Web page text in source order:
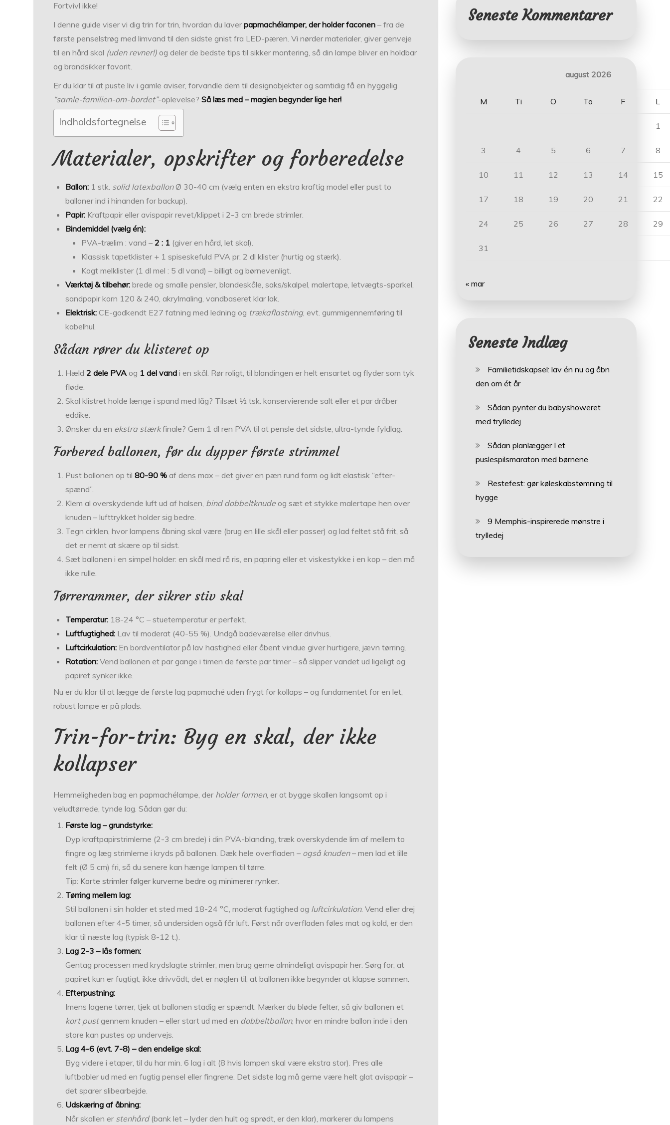
Fortvivl ikke!
I denne guide viser vi dig trin for trin, hvordan du laverpapmachélamper, der holder faconen – fra de
første penselstrøg med limvand til den sidste gnist fra LED-pæren. Vi nørder materialer, giver genveje
til en hård skal (uden revner!) og deler de bedste tips til sikker montering, så din lampe bliver en holdbar
og brandsikker favorit.
Er du klar til at puste liv i gamle aviser, forvandle dem til designobjekter og samtidig få en hyggelig
“samle-familien-om-bordet”-oplevelse?Så læs med – magien begynder lige her!
Indholdsfortegnelse
Materialer, opskrifter og forberedelse
Ballon: 1 stk. solid latexballonØ 30-40 cm (vælg enten en ekstra kraftig model eller pust to
balloner ind i hinanden for backup).
Papir: Kraftpapir eller avispapir revet/klippet i 2-3 cm brede strimler.
Bindemiddel (vælg én):
PVA-trælim : vand –2 : 1 (giver en hård, let skal).
Klassisk tapetklister + 1 spiseskefuld PVA pr. 2 dl klister (hurtig og stærk).
Kogt melklister (1 dl mel : 5 dl vand) – billigt og børnevenligt.
Værktøj & tilbehør: brede og smalle pensler, blandeskåle, saks/skalpel, malertape, letvægts-sparkel,
sandpapir korn 120 & 240, akrylmaling, vandbaseret klar lak.
Elektrisk: CE-godkendt E27 fatning med ledning og træk­aflastning, evt. gummi­gennemføring til
kabelhul.
Sådan rører du klisteret op
Hæld2 dele PVA og 1 del vand i en skål. Rør roligt, til blandingen er helt ensartet og flyder som tyk
fløde.
Skal klistret holde længe i spand med låg? Tilsæt ½ tsk. konservierende salt eller et par dråber
eddike.
Ønsker du en ekstra stærkfinale? Gem 1 dl ren PVA til at pensle det sidste, ultra-tynde fyldlag.
Forbered ballonen, før du dypper første strimmel
Pust ballonen op til80-90 % af dens max – det giver en pæn rund form og lidt elastisk “efter­
spænd”.
Klem al overskydende luft ud af halsen, bind dobbeltknudeog sæt et stykke malertape hen over
knuden – luft­trykket holder sig bedre.
Tegn cirklen, hvor lampens åbning skal være (brug en lille skål eller passer) og lad feltet stå frit, så
det er nemt at skære op til sidst.
Sæt ballonen i en simpel holder: en skål med rå ris, en papring eller et viskestykke i en kop – den må
ikke rulle.
Tørrerammer, der sikrer stiv skal
Temperatur: 18-24 °C – stuetemperatur er perfekt.
Luftfugtighed: Lav til moderat (40-55 %). Undgå badeværelse eller drivhus.
Luftcirkulation: En bordventilator på lav hastighed eller åbent vindue giver hurtigere, jævn tørring.
Rotation: Vend ballonen et par gange i timen de første par timer – så slipper vandet ud ligeligt og
papiret synker ikke.
Nu er du klar til at lægge de første lag papmaché uden frygt for kollaps – og fundamentet for en let,
robust lampe er på plads.
Trin-for-trin: Byg en skal, der ikke
kollapser
Hemmeligh­eden bag en papmachélampe, der holder formen, er at bygge skallen langsomt op i
veludtørrede, tynde lag. Sådan gør du:
Første lag – grundstyrke:
Dyp kraftpapirstrimlerne (2-3 cm brede) i din PVA-blanding, træk overskydende lim af mellem to
fingre og læg strimlerne i kryds på ballonen. Dæk hele overfladen – også knuden– men lad et lille
felt (Ø 5 cm) fri, så du senere kan hænge lampen til tørre.
Tip: Korte strimler følger kurverne bedre og minimerer rynker.
Tørring mellem lag:
Stil ballonen i sin holder et sted med 18-24 °C, moderat fugtighed og luftcirkulation. Vend eller drej
ballonen efter 4-5 timer, så undersiden også får luft. Først når overfladen føles mat og kold, er den
klar til næste lag (typisk 8-12 t.).
Lag 2-3 – lås formen:
Gentag processen med kryds­lagte strimler, men brug gerne almindeligt avispapir her. Sørg for, at
papiret kun er fugtigt, ikke drivvådt; det er nøglen til, at ballonen ikke begynder at klapse sammen.
Efterpustning:
Imens lagene tørrer, tjek at ballonen stadig er spændt. Mærker du bløde felter, så giv ballonen et
kort pustgennem knuden – eller start ud med en dobbeltballon, hvor en mindre ballon inde i den
store kan pustes op undervejs.
Lag 4-6 (evt. 7-8) – den endelige skal:
Byg videre i etaper, til du har min. 6 lag i alt (8 hvis lampen skal være ekstra stor). Pres alle
luftbobler ud med en fugtig pensel eller fingrene. Det sidste lag må gerne være helt glat avispapir –
det sparer slibearbejde.
Udskæring af åbning:
Når skallen er stenhård(bank let – lyder den hult og sprødt, er den klar), markerer du lampens
Seneste Kommentarer
august 2026
M Ti O To F L
1
3 4 5 6 7 8
10 11 12 13 14 15
17 18 19 20 21 22
24 25 26 27 28 29
31
« mar
Seneste Indlæg
Familietidskapsel: lav én nu og åbn
den om ét år
Sådan pynter du babyshoweret
med trylledej
Sådan planlægger I et
puslespilsmaraton med børnene
Restefest: gør køleskabstømning til
hygge
9 Memphis-inspirerede mønstre i
trylledej